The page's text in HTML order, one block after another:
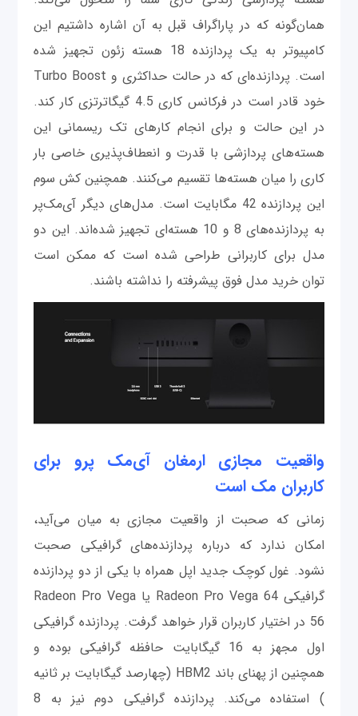
همان‌گونه که در پاراگراف قبل به آن اشاره داشتیم این
کامپیوتر به یک پردازنده 18 هسته زئون تجهیز شده
است. پردازنده‌ای که در حالت حداکثری و Turbo Boost
خود قادر است در فرکانس کاری 4.5 گیگاترتزی کار کند.
در این حالت و برای انجام کارهای تک ریسمانی این
هسته‌های پردازشی با قدرت و انعطاف‌پذیری خاصی بار
کاری را میان هسته‌ها تقسیم می‌کنند. همچنین کش سوم
این پردازنده 42 مگابایت است. مدل‌های دیگر آی‌مک‌پر
به پردازنده‌های 8 و 10 هسته‌ای تجهیز شده‌اند. این دو
مدل برای کاربرانی طراحی شده است که ممکن است
توان خرید مدل فوق پیشرفته را نداشته باشند.
واقعیت مجازی ارمغان آی‌مک پرو برای
کاربران مک است
زمانی که صحبت از واقعیت مجازی به میان می‌آید،
امکان ندارد که درباره پردازنده‌های گرافیکی صحبت
نشود. غول کوچک جدید اپل همراه با یکی از دو پردازنده
گرافیکی Radeon Pro Vega 64 یا Radeon Pro Vega
56 در اختیار کاربران قرار خواهد گرفت. پردازنده گرافیکی
اول مجهز به 16 گیگابایت حافظه گرافیکی بوده و
همچنین از پهنای باند HBM2 (چهارصد گیگابایت بر ثانیه
) استفاده می‌کند. پردازنده گرافیکی دوم نیز به 8